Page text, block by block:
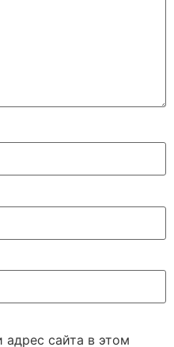
сайта в этом